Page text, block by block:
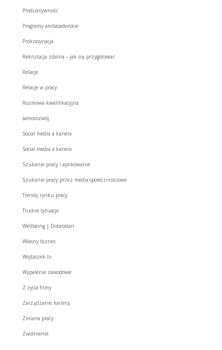
Produktywność
Programy ambasadorskie
Prokrasynacja
Rekrutacja zdalna – jak się przygotować
Relacje
Relacje w pracy
Rozmowa kwalifikacyjna
samorozwój
Social media a kariera
Social media a kariera
Szukanie pracy i aplikowanie
Szukanie pracy przez media społecznościowe
Trendy rynku pracy
Trudne sytuacje
Wellbeing | Dobrostan
Własny biznes
Wojtaszek.tv
Wypalenie zawodowe
Z życia firmy
Zarządzanie karierą
Zmiana pracy
Zwolnienie